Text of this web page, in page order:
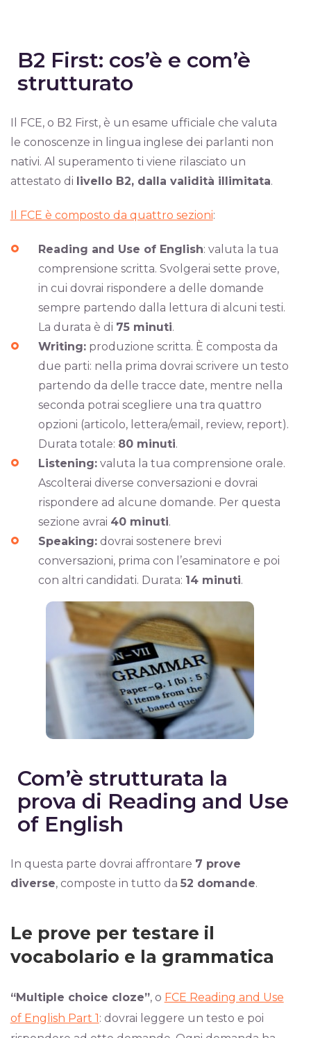
B2 First: cos’è e com’è
strutturato
Il FCE, o B2 First, è un esame ufficiale che valuta
le conoscenze in lingua inglese dei parlanti non
nativi. Al superamento ti viene rilasciato un
attestato di livello B2, dalla validità illimitata.
Il FCE è composto da quattro sezioni:
Reading and Use of English: valuta la tua
comprensione scritta. Svolgerai sette prove,
in cui dovrai rispondere a delle domande
sempre partendo dalla lettura di alcuni testi.
La durata è di 75 minuti.
Writing:produzione scritta. È composta da
due parti: nella prima dovrai scrivere un testo
partendo da delle tracce date, mentre nella
seconda potrai scegliere una tra quattro
opzioni (articolo, lettera/email, review, report).
Durata totale: 80 minuti.
Listening:valuta la tua comprensione orale.
Ascolterai diverse conversazioni e dovrai
rispondere ad alcune domande. Per questa
sezione avrai 40 minuti.
Speaking:dovrai sostenere brevi
conversazioni, prima con l’esaminatore e poi
con altri candidati. Durata: 14 minuti.
Com’è strutturata la
prova di Reading and Use
of English
In questa parte dovrai affrontare 7 prove
diverse, composte in tutto da 52 domande.
Le prove per testare il
vocabolario e la grammatica
“Multiple choice cloze”, o FCE Reading and Use
of English Part 1: dovrai leggere un testo e poi